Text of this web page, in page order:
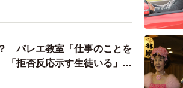
バレエ教室「仕事のことを
拒否反応示す生徒いる」